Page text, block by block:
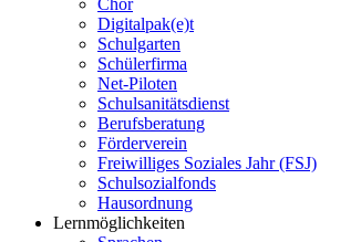
Chor
Digitalpak(e)t
Schulgarten
Schülerfirma
Net-Piloten
Schulsanitätsdienst
Berufsberatung
Förderverein
Freiwilliges Soziales Jahr (FSJ)
Schulsozialfonds
Hausordnung
Lernmöglichkeiten